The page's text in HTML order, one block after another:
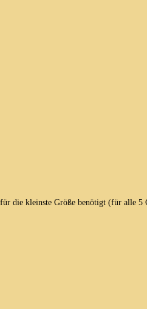
die kleinste Größe benötigt (für alle 5